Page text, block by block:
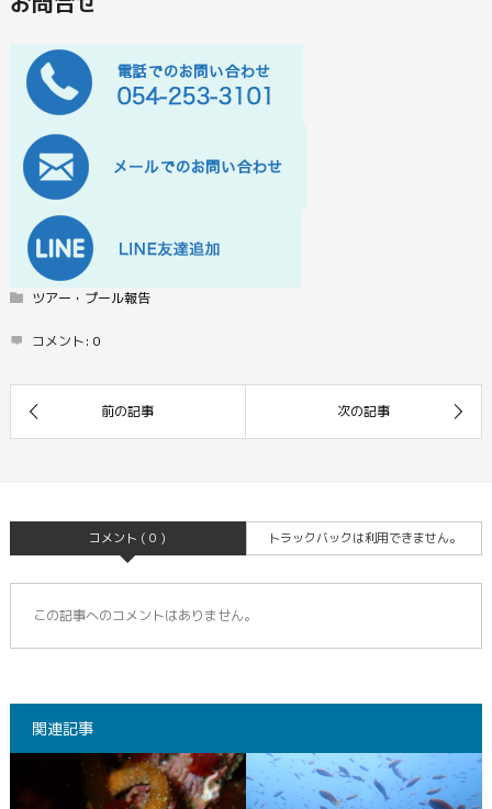
ツアー・プール報告
コメント: 0
コメント ( 0 ) トラックバックは利用できません。
この記事へのコメントはありません。
関連記事